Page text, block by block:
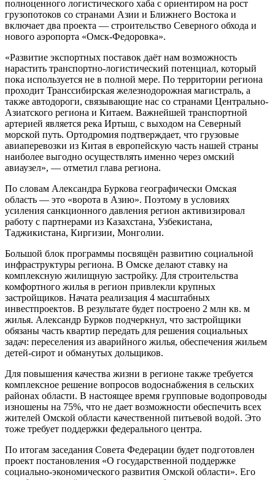
полноценного логистического хаба с ориентиром на рост
грузопотоков со странами Азии и Ближнего Востока и
включает два проекта — строительство Северного обхода и
нового аэропорта «Омск-Федоровка».
«Развитие экспортных поставок даёт нам возможность
нарастить транспортно-логистический потенциал, который
пока используется не в полной мере. По территории региона
проходит Транссибирская железнодорожная магистраль, а
также автодороги, связывающие нас со странами Центрально-
Азиатского региона и Китаем. Важнейшей транспортной
артерией является река Иртыш, с выходом на Северный
морской путь. Ортодромия подтверждает, что грузовые
авиаперевозки из Китая в европейскую часть нашей страны
наиболее выгодно осуществлять именно через омский
авиаузел», — отметил глава региона.
По словам Александра Буркова географически Омская
область — это «ворота в Азию». Поэтому в условиях
усиления санкционного давления регион активизировал
работу с партнерами из Казахстана, Узбекистана,
Таджикистана, Киргизии, Монголии.
Большой блок программы посвящён развитию социальной
инфраструктуры региона. В Омске делают ставку на
комплексную жилищную застройку. Для строительства
комфортного жилья в регион привлекли крупных
застройщиков. Начата реализация 4 масштабных
инвестпроектов. В результате будет построено 2 млн кв. м
жилья. Александр Бурков подчеркнул, что застройщики
обязаны часть квартир передать для решения социальных
задач: переселения из аварийного жилья, обеспечения жильем
детей-сирот и обманутых дольщиков.
Для повышения качества жизни в регионе также требуется
комплексное решение вопросов водоснабжения в сельских
районах области. В настоящее время групповые водопроводы
изношены на 75%, что не дает возможности обеспечить всех
жителей Омской области качественной питьевой водой. Это
тоже требует поддержки федерального центра.
По итогам заседания Совета Федерации будет подготовлен
проект постановления «О государственной поддержке
социально-экономического развития Омской области». Его